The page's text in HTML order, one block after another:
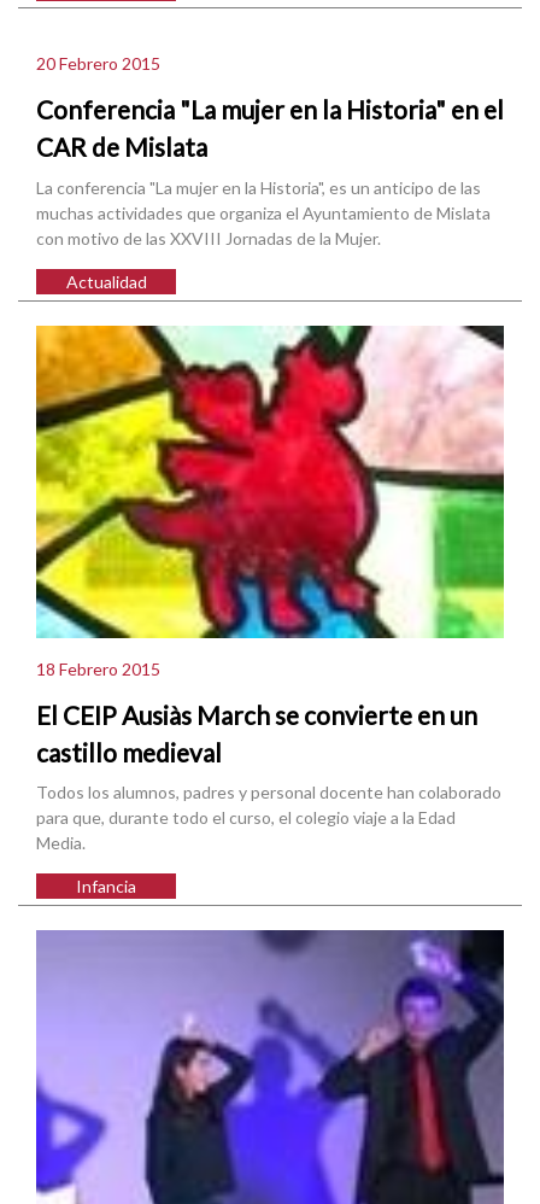
20 Febrero 2015
Conferencia "La mujer en la Historia" en el
CAR de Mislata
La conferencia "La mujer en la Historia", es un anticipo de las
muchas actividades que organiza el Ayuntamiento de Mislata
con motivo de las XXVIII Jornadas de la Mujer.
Actualidad
18 Febrero 2015
El CEIP Ausiàs March se convierte en un
castillo medieval
Todos los alumnos, padres y personal docente han colaborado
para que, durante todo el curso, el colegio viaje a la Edad
Media.
Infancia